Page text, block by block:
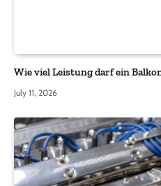
Wie viel Leistung darf ein
July 11, 2026